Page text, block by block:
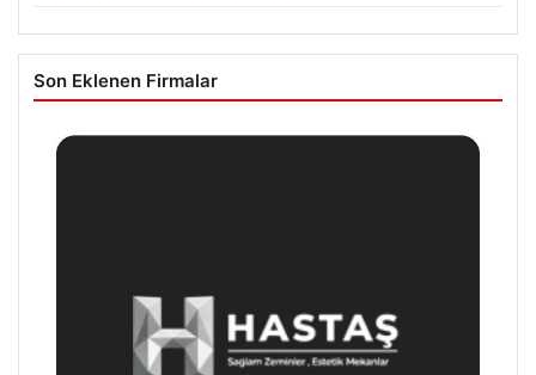
Son Eklenen Firmalar